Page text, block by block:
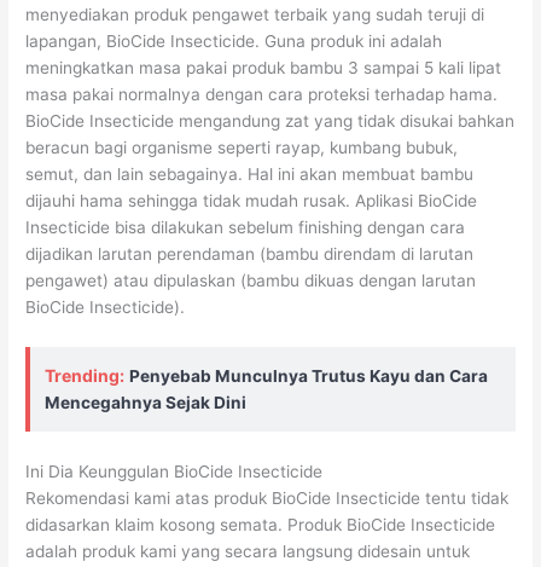
menyediakan produk pengawet terbaik yang sudah teruji di
lapangan, BioCide Insecticide. Guna produk ini adalah
meningkatkan masa pakai produk bambu 3 sampai 5 kali lipat
masa pakai normalnya dengan cara proteksi terhadap hama.
BioCide Insecticide mengandung zat yang tidak disukai bahkan
beracun bagi organisme seperti rayap, kumbang bubuk,
semut, dan lain sebagainya. Hal ini akan membuat bambu
dijauhi hama sehingga tidak mudah rusak. Aplikasi BioCide
Insecticide bisa dilakukan sebelum finishing dengan cara
dijadikan larutan perendaman (bambu direndam di larutan
pengawet) atau dipulaskan (bambu dikuas dengan larutan
BioCide Insecticide).
Trending: Penyebab Munculnya Trutus Kayu dan Cara
Mencegahnya Sejak Dini
Ini Dia Keunggulan BioCide Insecticide
Rekomendasi kami atas produk BioCide Insecticide tentu tidak
didasarkan klaim kosong semata. Produk BioCide Insecticide
adalah produk kami yang secara langsung didesain untuk